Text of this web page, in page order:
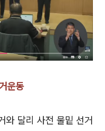
운동
와 달리 사전 물밑 선거